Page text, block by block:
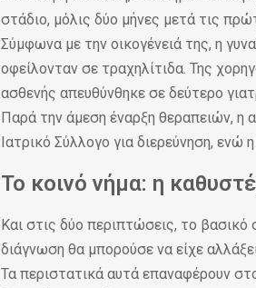
στάδιο, μόλις δύο μήνες μετά τις
Σύμφωνα με την οικογένειά της, η
οφείλονταν σε τραχηλίτιδα. Της
ασθενής απευθύνθηκε σε δεύτερο
Παρά την άμεση έναρξη θεραπειών, η
Ιατρικό Σύλλογο για διερεύνηση, ενώ
Το κοινό νήμα: η
Και στις δύο περιπτώσεις, το βασικό
διάγνωση θα μπορούσε να είχε
Τα περιστατικά αυτά επαναφέρουν